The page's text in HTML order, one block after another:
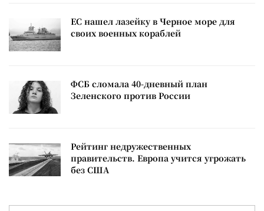
ЕС нашел лазейку в Черное море для
своих военных кораблей
ФСБ сломала 40-дневный план
Зеленского против России
Рейтинг недружественных
правительств. Европа учится угрожать
без США